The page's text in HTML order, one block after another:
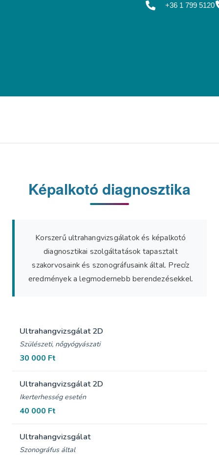
+36 1 799 5120
Képalkotó diagnosztika
Korszerű ultrahangvizsgálatok és képalkotó
diagnosztikai szolgáltatások tapasztalt
szakorvosaink és szonográfusaink által. Precíz
eredmények a legmodernebb berendezésekkel.
Ultrahangvizsgálat 2D
Szülészeti, nőgyógyászati
30 000 Ft
Ultrahangvizsgálat 2D
Ikerterhesség esetén
40 000 Ft
Ultrahangvizsgálat
Szonográfus által